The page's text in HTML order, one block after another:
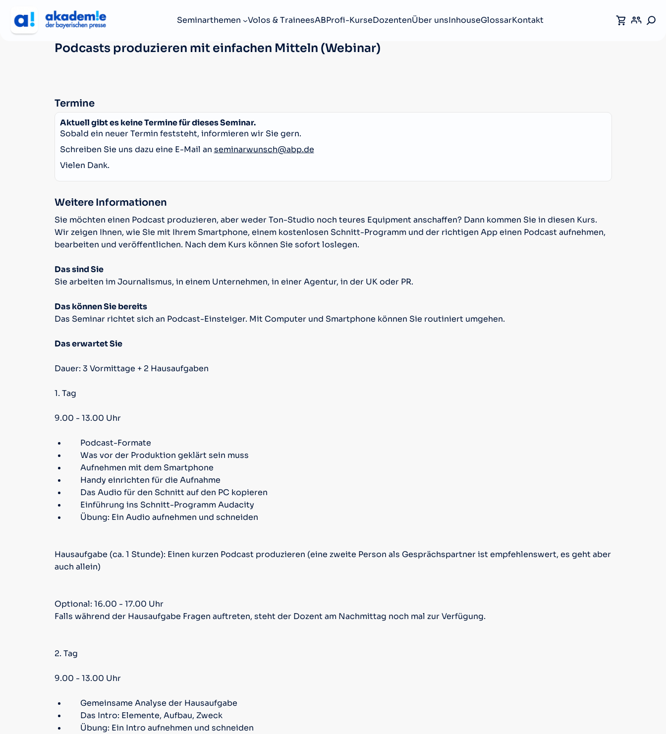
Seminarthemen Volos & TraineesABProfi-KurseDozentenÜber unsInhouseGlossarKontakt
Podcasts produzieren mit einfachen Mitteln (Webinar)
Termine
Aktuell gibt es keine Termine für dieses Seminar.
Sobald ein neuer Termin feststeht, informieren wir Sie gern.
Schreiben Sie uns dazu eine E-Mail an seminarwunsch@abp.de
Vielen Dank.
Weitere Informationen
Sie möchten einen Podcast produzieren, aber weder Ton-Studio noch teures Equipment anschaffen? Dann kommen Sie in diesen Kurs.
Wir zeigen Ihnen, wie Sie mit Ihrem Smartphone, einem kostenlosen Schnitt-Programm und der richtigen App einen Podcast aufnehmen,
bearbeiten und veröffentlichen. Nach dem Kurs können Sie sofort loslegen.
Das sind Sie
Sie arbeiten im Journalismus, in einem Unternehmen, in einer Agentur, in der UK oder PR.
Das können Sie bereits
Das Seminar richtet sich an Podcast-Einsteiger. Mit Computer und Smartphone können Sie routiniert umgehen.
Das erwartet Sie
Dauer: 3 Vormittage + 2 Hausaufgaben
1. Tag
9.00 - 13.00 Uhr
Podcast-Formate
Was vor der Produktion geklärt sein muss
Aufnehmen mit dem Smartphone
Handy einrichten für die Aufnahme
Das Audio für den Schnitt auf den PC kopieren
Einführung ins Schnitt-Programm Audacity
Übung: Ein Audio aufnehmen und schneiden
Hausaufgabe (ca. 1 Stunde): Einen kurzen Podcast produzieren (eine zweite Person als Gesprächspartner ist empfehlenswert, es geht aber
auch allein)
Optional: 16.00 - 17.00 Uhr
Falls während der Hausaufgabe Fragen auftreten, steht der Dozent am Nachmittag noch mal zur Verfügung.
2. Tag
9.00 - 13.00 Uhr
Gemeinsame Analyse der Hausaufgabe
Das Intro: Elemente, Aufbau, Zweck
Übung: Ein Intro aufnehmen und schneiden